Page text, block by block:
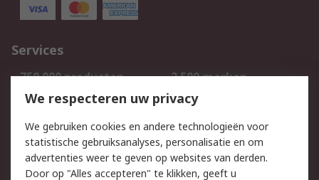
Services
750.000 producten
2.500 merken
Bestellen
Inkoopoplossingen
Track & Trace
Wettelijk
We respecteren uw privacy
We gebruiken cookies en andere technologieën voor
statistische gebruiksanalyses, personalisatie en om
advertenties weer te geven op websites van derden.
Door op "Alles accepteren" te klikken, geeft u